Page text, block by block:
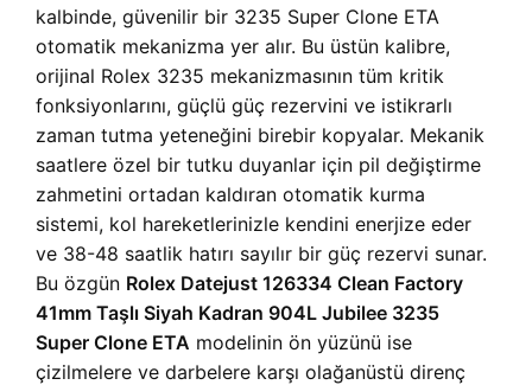
kalbinde, güvenilir bir 3235 Super Clone ETA
otomatik mekanizma yer alır. Bu üstün kalibre,
orijinal Rolex 3235 mekanizmasının tüm kritik
fonksiyonlarını, güçlü güç rezervini ve istikrarlı
zaman tutma yeteneğini birebir kopyalar. Mekanik
saatlere özel bir tutku duyanlar için pil değiştirme
zahmetini ortadan kaldıran otomatik kurma
sistemi, kol hareketlerinizle kendini enerjize eder
ve 38-48 saatlik hatırı sayılır bir güç rezervi sunar.
Bu özgün Rolex Datejust 126334 Clean Factory
41mm Taşlı Siyah Kadran 904L Jubilee 3235
Super Clone ETA modelinin ön yüzünü ise
çizilmelere ve darbelere karşı olağanüstü direnç